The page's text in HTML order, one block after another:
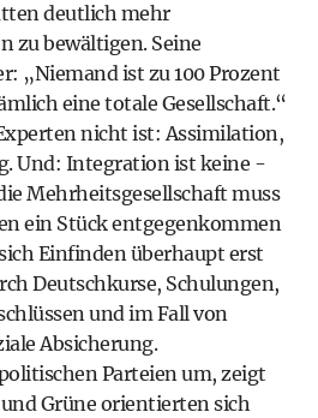
deutlich mehr
zu bewältigen. Seine
„Niemand ist zu 100 Prozent
eine totale Gesellschaft.“
nicht ist: Assimilation,
Und: Integration ist keine
Mehrheitsgesellschaft muss
ein Stück entgegenkommen
Einfinden überhaupt erst
Deutschkurse, Schulungen,
und im Fall von
Ab­sicherung.
Parteien um, zeigt
und Grüne orientierten sich